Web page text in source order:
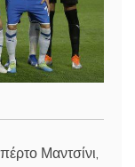
Μαντσίνι,